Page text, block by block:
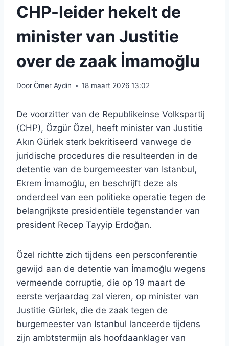
CHP-leider hekelt de
minister van Justitie
over de zaak İmamoğlu
DoorÖmer Aydin 18 maart 2026 13:02
De voorzitter van de Republikeinse Volkspartij
(CHP), Özgür Özel, heeft minister van Justitie
Akın Gürlek sterk bekritiseerd vanwege de
juridische procedures die resulteerden in de
detentie van de burgemeester van Istanbul,
Ekrem İmamoğlu, en beschrijft deze als
onderdeel van een politieke operatie tegen de
belangrijkste presidentiële tegenstander van
president Recep Tayyip Erdoğan.
Özel richtte zich tijdens een persconferentie
gewijd aan de detentie van İmamoğlu wegens
vermeende corruptie, die op 19 maart de
eerste verjaardag zal vieren, op minister van
Justitie Gürlek, die de zaak tegen de
burgemeester van Istanbul lanceerde tijdens
zijn ambtstermijn als hoofdaanklager van